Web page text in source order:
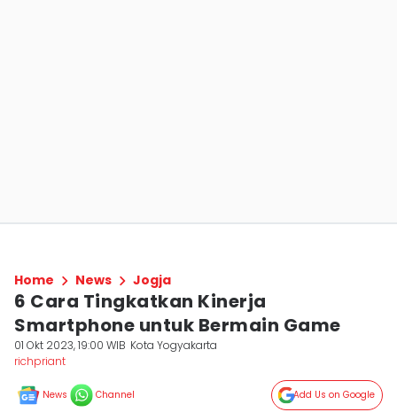
Home News Jogja
6 Cara Tingkatkan Kinerja
Smartphone untuk Bermain Game
01 Okt 2023, 19:00 WIB Kota Yogyakarta
richpriant
News Channel Add Us on Google